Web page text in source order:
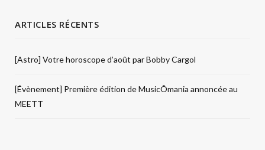
ARTICLES RÉCENTS
[Astro] Votre horoscope d’août par Bobby Cargol
[Évènement] Première édition de MusicÔmania annoncée au
MEETT